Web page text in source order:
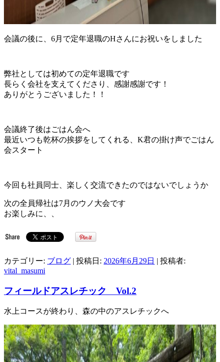
会議の後に、6月で定年退職のHさんにお祝いをしました
弊社としては初めての定年退職です
長らく会社を支えてくださり、感謝感謝です！
ありがとうございました！！
会議終了後はごはん会へ
最近いつも乾杯の挨拶をしてくれる、K君の掛け声でごはん
会スタート
今回も社員同士、楽しく交流できたのではないでしょうか
次の全員帰社は7月のウノ大会です
お楽しみに、、
カテゴリー: ブログ | 投稿日: 2026年6月29日 | 投稿者:
vital_masumi
フィールドアスレチック Vol.2
水上コースが終わり、森の中のアスレチックへ